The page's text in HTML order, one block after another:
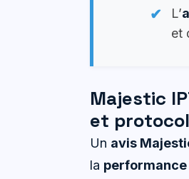
L’
et
Majestic
et
Un avis
la